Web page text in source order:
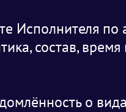
Исполнителя по
состав,
о